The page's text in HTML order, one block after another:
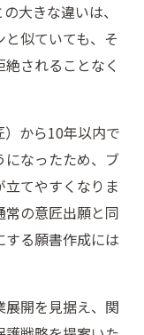
大きな違いは、
似ていても、そ
されることなく
から10年以内で
になったため、ブ
てやすくなりま
常の意匠出願と同
る願書作成には
開を見据え、関